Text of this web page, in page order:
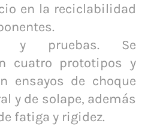
en la reciclabilidad
y pruebas. Se
cuatro prototipos y
ensayos de choque
y de solape, además
fatiga y rigidez.